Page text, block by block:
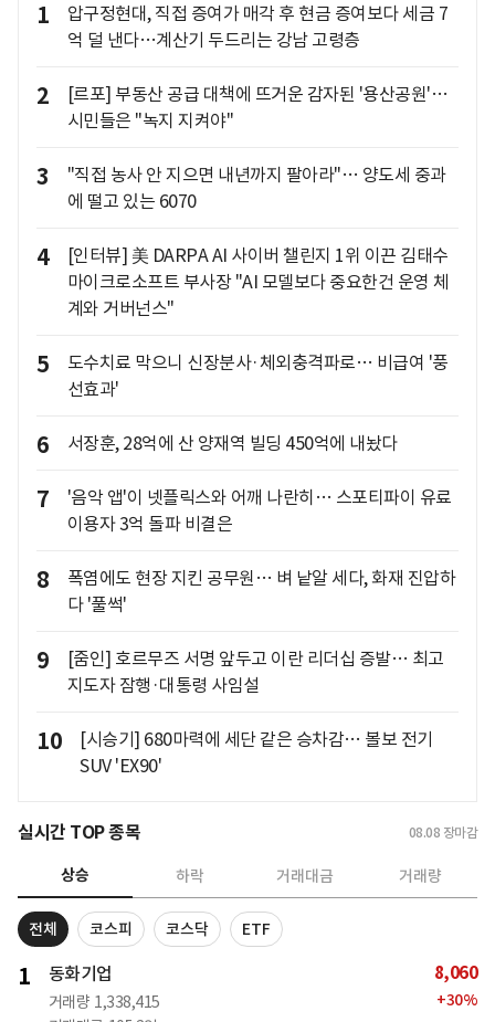
1
압구정현대, 직접 증여가 매각 후 현금 증여보다 세금 7
억 덜 낸다…계산기 두드리는 강남 고령층
2
[르포] 부동산 공급 대책에 뜨거운 감자된 '용산공원'…
시민들은 "녹지 지켜야"
3
"직접 농사 안 지으면 내년까지 팔아라"… 양도세 중과
에 떨고 있는 6070
4
[인터뷰] 美 DARPA AI 사이버 챌린지 1위 이끈 김태수
마이크로소프트 부사장 "AI 모델보다 중요한건 운영 체
계와 거버넌스"
5
도수치료 막으니 신장분사·체외충격파로… 비급여 '풍
선효과'
6 서장훈, 28억에 산 양재역 빌딩 450억에 내놨다
7
'음악 앱'이 넷플릭스와 어깨 나란히… 스포티파이 유료
이용자 3억 돌파 비결은
8
폭염에도 현장 지킨 공무원… 벼 낱알 세다, 화재 진압하
다 '풀썩'
9
[줌인] 호르무즈 서명 앞두고 이란 리더십 증발… 최고
지도자 잠행·대통령 사임설
10
[시승기] 680마력에 세단 같은 승차감… 볼보 전기
SUV 'EX90'
실시간 TOP 종목 08.08 장마감
상승 하락 거래대금 거래량
전체 코스피 코스닥 ETF
1 동화기업
거래량 1,338,415
8,060
+30%